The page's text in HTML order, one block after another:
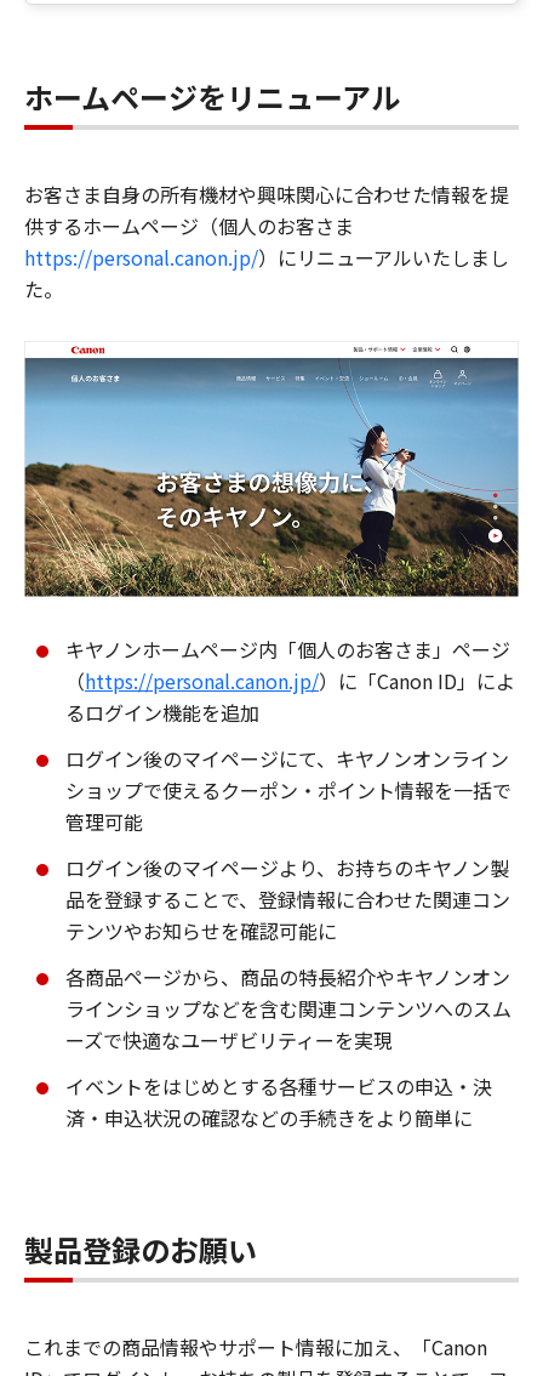
ホームページをリニューアル
お客さま自身の所有機材や興味関心に合わせた情報を提
供するホームページ（個人のお客さま
https://personal.canon.jp/）にリニューアルいたしまし
た。
キヤノンホームページ内「個人のお客さま」ページ
（https://personal.canon.jp/）に「Canon ID」によ
るログイン機能を追加
ログイン後のマイページにて、キヤノンオンライン
ショップで使えるクーポン・ポイント情報を一括で
管理可能
ログイン後のマイページより、お持ちのキヤノン製
品を登録することで、登録情報に合わせた関連コン
テンツやお知らせを確認可能に
各商品ページから、商品の特長紹介やキヤノンオン
ラインショップなどを含む関連コンテンツへのスム
ーズで快適なユーザビリティーを実現
イベントをはじめとする各種サービスの申込・決
済・申込状況の確認などの手続きをより簡単に
製品登録のお願い
これまでの商品情報やサポート情報に加え、「Canon